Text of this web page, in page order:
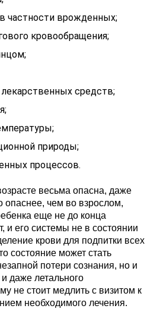
частности врожденных;
кровообращения;
средств;
природы;
процессов.
весьма опасна, даже
опаснее, чем во взрослом,
еще не до конца
и его системы не в состоянии
крови для подпитки всех
состояние может стать
потери сознания, но и
даже летального
не стоит медлить с визитом к
необходимого лечения.